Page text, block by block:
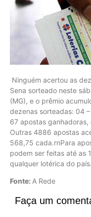
Ninguém acertou as
Sena sorteado neste
(MG), e o prêmio
dezenas sorteadas: 04
67 apostas
Outras 4886 apostas
568,75 cada.rnPara
podem ser feitas até as
qualquer lotérica do
Fonte: A Rede
Faça um